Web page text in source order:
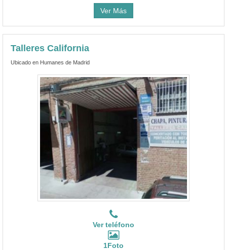
Ver Más
Talleres California
Ubicado en Humanes de Madrid
Ver teléfono
1Foto